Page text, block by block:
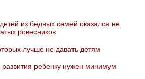
из бедных семей оказался не
ровесников
лучше не давать детям
ребенку нужен минимум